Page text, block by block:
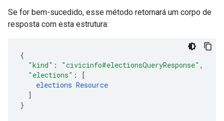
Se for bem-sucedido, esse método retornará um corpo de
resposta com esta estrutura:
"kind" : "civicinfo#electionsQueryResponse" ,
"elections" :
[
elections Resource
]
}